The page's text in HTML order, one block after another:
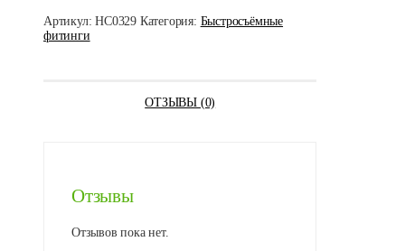
быстросъемных
коннектора
Артикул:HC0329 Категория: Быстросъёмные
фитинги
ОТЗЫВЫ (0)
Отзывы
Отзывов пока нет.